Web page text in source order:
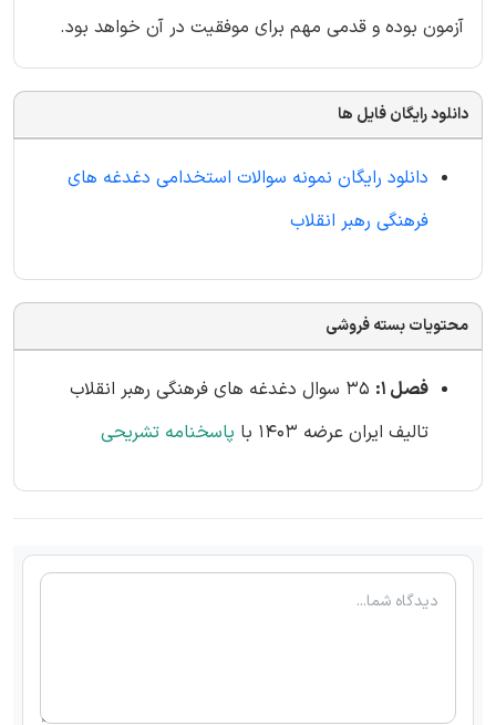
آزمون بوده و قدمی مهم برای موفقیت در آن خواهد بود.
دانلود رایگان فایل ها
دانلود رایگان نمونه سوالات استخدامی دغدغه های
فرهنگی رهبر انقلاب
محتویات بسته فروشی
فصل 1:
35 سوال دغدغه های فرهنگی رهبر انقلاب
تالیف ایران عرضه 1403 با
پاسخنامه تشریحی